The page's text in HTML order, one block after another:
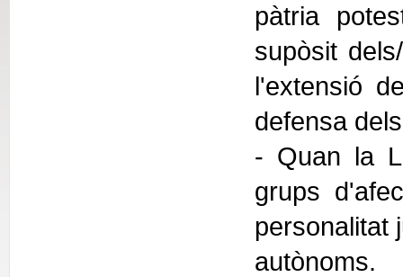
pàtria
supòsit
l'extensió
defensa
- Quan la
grups
personalitat
autònoms.